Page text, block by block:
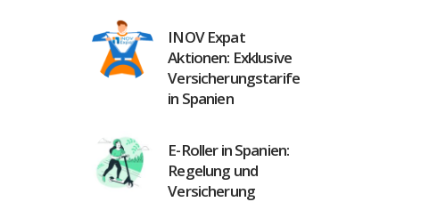
INOV Expat
Aktionen: Exklusive
Versicherungstarife
in Spanien
E-Roller in Spanien:
Regelung und
Versicherung